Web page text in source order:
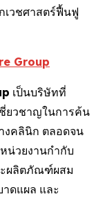
เวชศาสตร์ฟื้นฟู
Group
เป็นบริษัทที่
ยวชาญในการค้น
งคลินิก ตลอดจน
น่วยงานกำกับ
ผลิตภัณฑ์ผสม
ดแผล และ